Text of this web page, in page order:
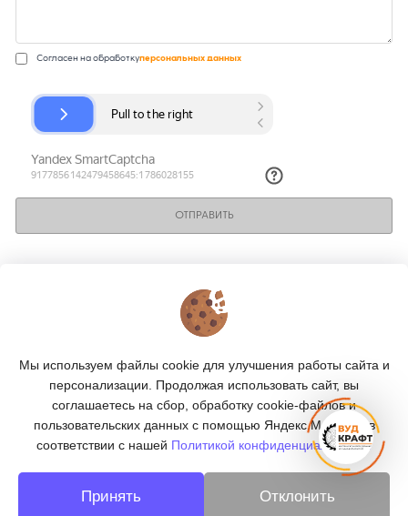
Согласен на обработкуперсональных данных
ОТПРАВИТЬ
КАТАЛОГ
ПОДПИСКА
Мы используем файлы cookie для улучшения работы сайта и
персонализации. Продолжая использовать сайт, вы
соглашаетесь на сбор, обработку cookie-файлов и
пользовательских данных с помощью Яндекс.Метрика, в
соответствии с нашей Политикой конфиденциальности.
Принять Отклонить